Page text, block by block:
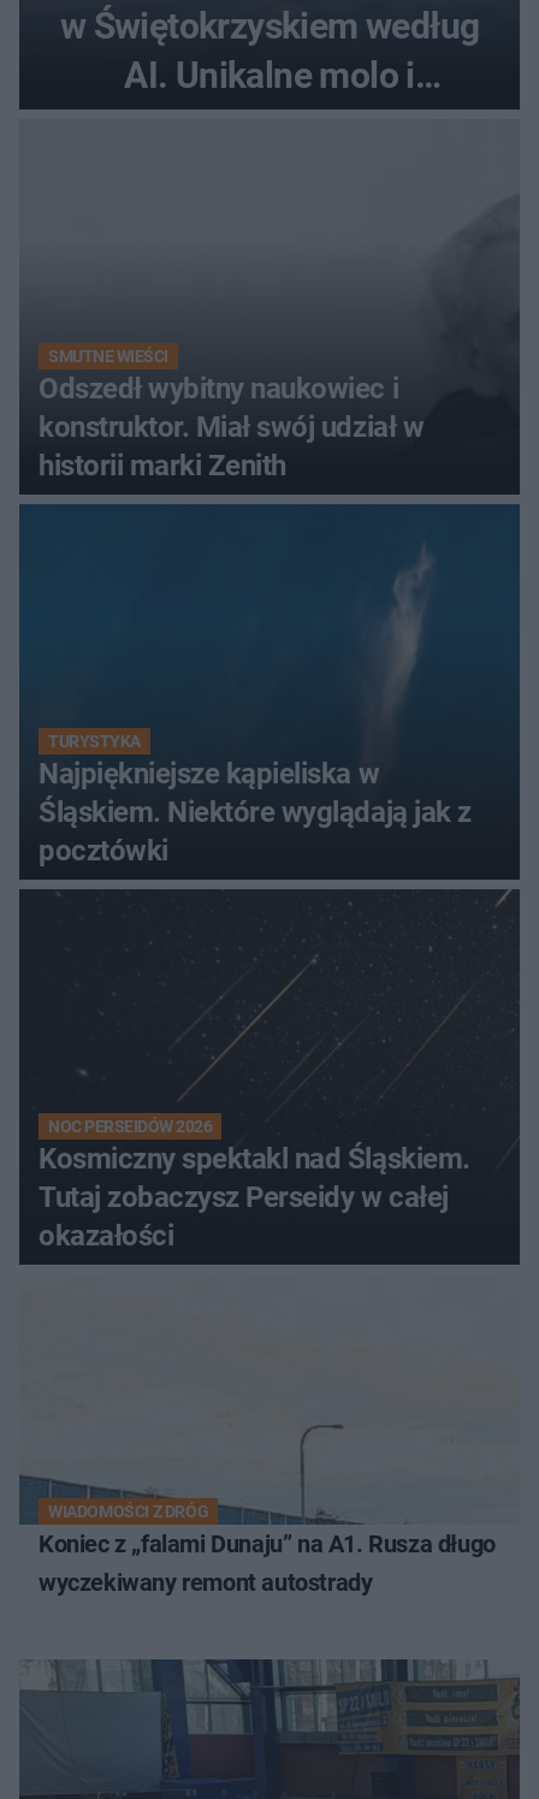
w Świętokrzyskiem według
AI. Unikalne molo i
SMUTNE WIEŚCI
Odszedł wybitny naukowiec i
konstruktor. Miał swój udział w
historii marki Zenith
TURYSTYKA
Najpiękniejsze kąpieliska w
Śląskiem. Niektóre wyglądają jak z
pocztówki
NOC PERSEIDÓW 2026
Kosmiczny spektakl nad Śląskiem.
Tutaj zobaczysz Perseidy w całej
okazałości
WIADOMOŚCI Z DRÓG
Koniec z „falami Dunaju” na A1. Rusza długo
wyczekiwany remont autostrady